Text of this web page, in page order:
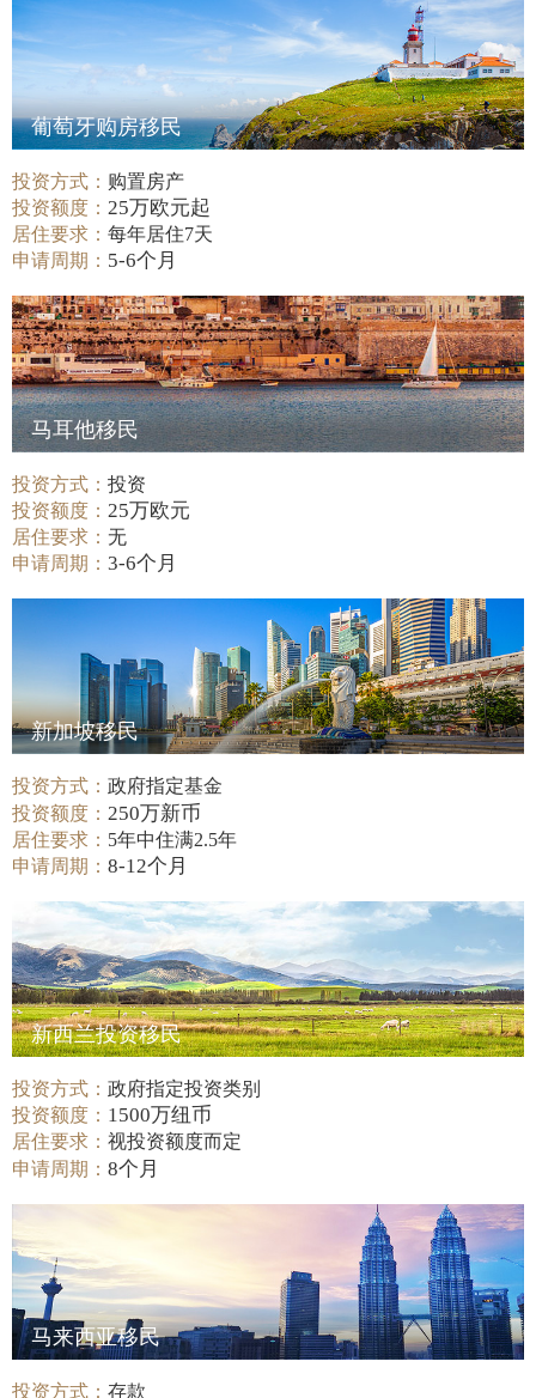
葡萄牙购房移民
投资方式： 购置房产
投资额度： 25万欧元起
居住要求：每年居住7天
申请周期： 5-6个月
马耳他移民
投资方式：投资
投资额度： 25万欧元
居住要求：无
申请周期：3-6个月
新加坡移民
投资方式：政府指定基金
投资额度： 250万新币
居住要求： 5年中住满2.5年
申请周期：8-12个月
新西兰投资移民
投资方式：政府指定投资类别
投资额度： 1500万纽币
居住要求：视投资额度而定
申请周期：8个月
马来西亚移民
投资方式：存款